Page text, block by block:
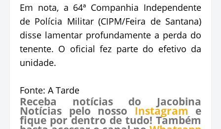
Em nota, a 64ª Companhia Independente
de Polícia Militar (CIPM/Feira de Santana)
disse lamentar profundamente a perda do
tenente. O oficial fez parte do efetivo da
unidade.
Fonte: A Tarde
Receba notícias do Jacobina
Notícias pelo nosso Instagram e
fique por dentro de tudo! Também